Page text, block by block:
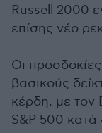
Russell 2000
επίσης νέο
Οι
βασικούς
κέρδη, με τον
S&P 500 κατά